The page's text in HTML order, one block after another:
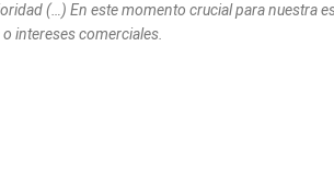
(…) En este momento crucial para nuestra
intereses comerciales.